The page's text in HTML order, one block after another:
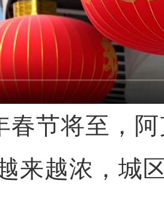
将至，阿
来越浓，城